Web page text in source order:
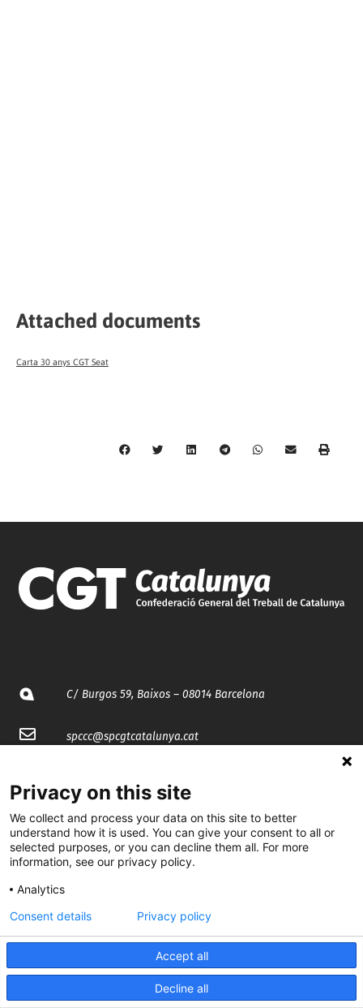
Attached documents
Carta 30 anys CGT Seat
C/ Burgos 59, Baixos – 08014 Barcelona
spccc@spcgtcatalunya.cat
@CGTCatalunya
cgtcatalunya
CGTCatalunya
cgtcatalunya
Desenvolupat per
Privacy on this site
We collect and process your data on this site to better
understand how it is used. You can give your consent to all or
selected purposes, or you can decline them all. For more
information, see our privacy policy.
Analytics
Accept all
Decline all
Consent details Privacy policy